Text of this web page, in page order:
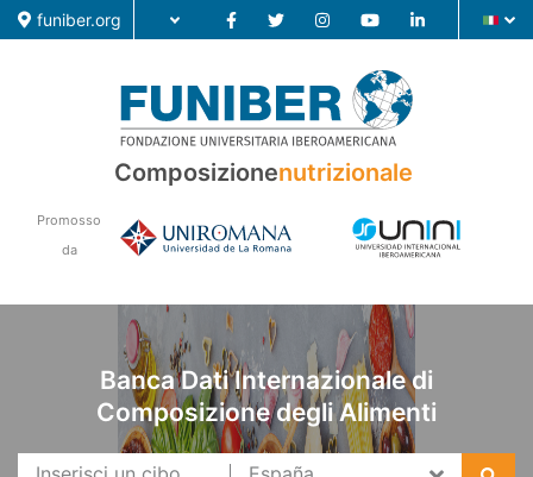
funiber.org
Composizione nutrizionale
Ricerca
Composizionenutrizionale
Promosso
da
Banca Dati Internazionale di
Composizione degli Alimenti